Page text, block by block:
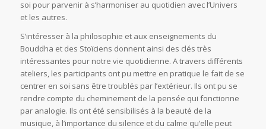
soi pour parvenir à s’harmoniser au quotidien avec l’Univers
et les autres.
S’intéresser à la philosophie et aux enseignements du
Bouddha et des Stoïciens donnent ainsi des clés très
intéressantes pour notre vie quotidienne. A travers différents
ateliers, les participants ont pu mettre en pratique le fait de se
centrer en soi sans être troublés par l’extérieur. Ils ont pu se
rendre compte du cheminement de la pensée qui fonctionne
par analogie. Ils ont été sensibilisés à la beauté de la
musique, à l’importance du silence et du calme qu’elle peut